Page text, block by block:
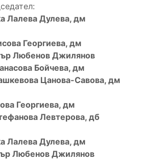
Лалева Дулева, дм
Георгиева, дм
Любенов Джилянов
Бойчева, дм
Цанова-Савова, дм
Георгиева, дм
Левтерова, дб
Лалева Дулева, дм
Любенов Джилянов